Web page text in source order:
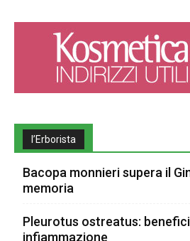
l’Erborista
Bacopa monnieri supera il
memoria
Pleurotus ostreatus:
infiammazione